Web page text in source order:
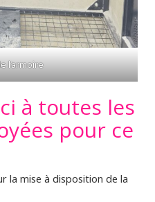
l’armoire
à toutes les
pour ce
la mise à disposition de la